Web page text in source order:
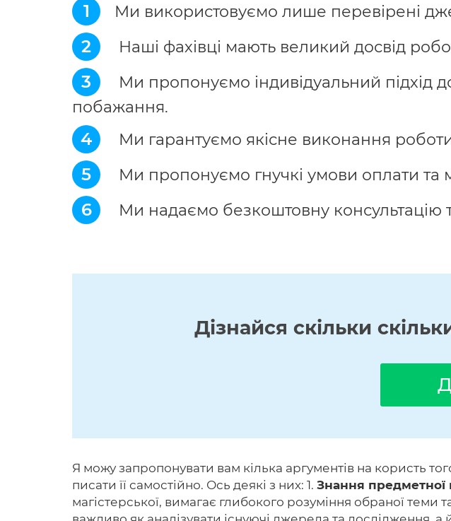
1 Ми використовуємо лише перевірені
2 Наші фахівці мають великий досвід
3
Ми пропонуємо індивідуальний підхід
побажання.
4 Ми гарантуємо якісне виконання
5 Ми пропонуємо гнучкі умови оплати та
6 Ми надаємо безкоштовну консультацію
Дізнайся скільки
Я можу запропонувати вам кілька аргументів на користь
писати її самостійно. Ось деякі з них: 1. Знання предметної
магістерської, вимагає глибокого розуміння обраної